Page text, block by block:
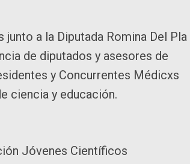
a la Diputada Romina Del Pla
de diputados y asesores de
y Concurrentes Médicxs
ciencia y educación.
Jóvenes Científicos